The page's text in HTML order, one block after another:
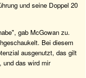
und seine Doppel 20
gab McGowan zu.
Bei diesem
ausgenutzt, das gilt
und das wird mir